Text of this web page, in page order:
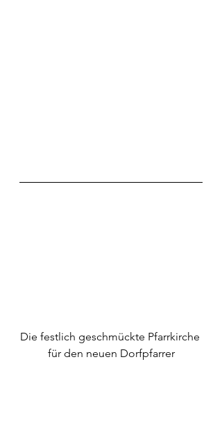
Die festlich geschmückte Pfarrkirche
für den neuen Dorfpfarrer